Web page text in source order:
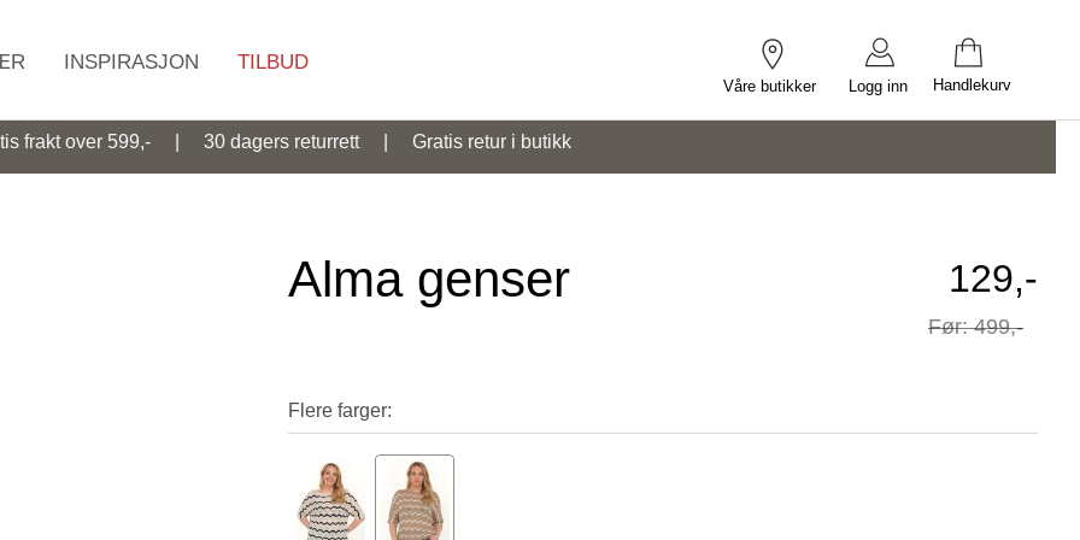
Våre butikker Logg inn Handlekurv
INSPIRASJON TILBUD
frakt over 599,- | 30 dagers returrett | Gratis retur i butikk
Alma genser 129,-
Før 499,-
Flere farger